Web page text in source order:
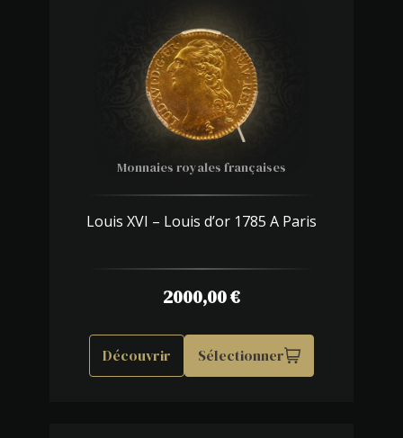
Monnaies royales françaises
Louis XVI – Louis d’or 1785 A Paris
2000,00€
Découvrir Sélectionner